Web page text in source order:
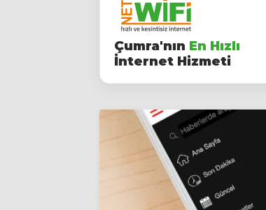
Çumra'nın En Hızlı
İnternet Hizmeti